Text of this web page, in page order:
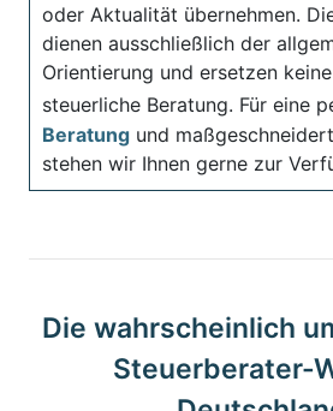
oder Aktualität übernehmen.
dienen ausschließlich der
Orientierung und ersetzen
steuerliche Beratung. Für eine
Beratung und
stehen wir Ihnen gerne zur
Die wahrscheinlich
Steuerberater-